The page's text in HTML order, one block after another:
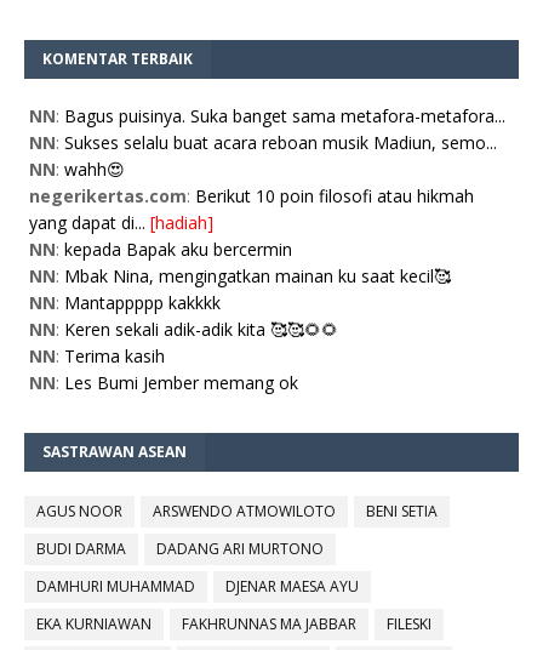
KOMENTAR TERBAIK
NN: Bagus puisinya. Suka banget sama metafora-metafora...
NN: Sukses selalu buat acara reboan musik Madiun, semo...
NN: wahh😍
negerikertas.com: Berikut 10 poin filosofi atau hikmah
yang dapat di... [hadiah]
NN: kepada Bapak aku bercermin
NN: Mbak Nina, mengingatkan mainan ku saat kecil🥰
NN: Mantappppp kakkkk
NN: Keren sekali adik-adik kita 🥰🥰🌻🌻
NN: Terima kasih
NN: Les Bumi Jember memang ok
SASTRAWAN ASEAN
AGUS NOOR ARSWENDO ATMOWILOTO
BENI SETIA
BUDI DARMA
DADANG ARI MURTONO
DAMHURI MUHAMMAD
DJENAR MAESA AYU
EKA KURNIAWAN
FAKHRUNNAS MA JABBAR
FILESKI